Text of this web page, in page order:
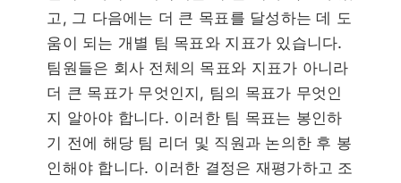
고, 그 다음에는 더 큰 목표를 달성하는 데 도
움이 되는 개별 팀 목표와 지표가 있습니다.
팀원들은 회사 전체의 목표와 지표가 아니라
더 큰 목표가 무엇인지, 팀의 목표가 무엇인
지 알아야 합니다. 이러한 팀 목표는 봉인하
기 전에 해당 팀 리더 및 직원과 논의한 후 봉
인해야 합니다. 이러한 결정은 재평가하고 조